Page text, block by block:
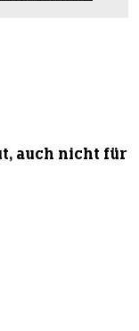
auch nicht für